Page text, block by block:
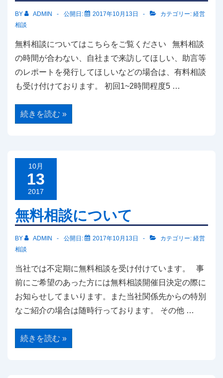
BY ADMIN 公開日: 2017年10月13日 カテゴリー: 経営
相談
無料相談についてはこちらをご覧ください 無料相談
の時間が合わない、自社まで来訪してほしい、助言等
のレポートを発行してほしいなどの場合は、有料相談
も受け付けております。 初回1~2時間程度5 …
有
料
相
い
続きを読む »
10月
13
2017
無料相談について
BY ADMIN 公開日: 2017年10月13日 カテゴリー: 経営
相談
当社では不定期に無料相談を受け付けています。 事
前にご希望のあった方には無料相談開催日決定の際に
お知らせしてまいります。また当社関係先からの特別
なご紹介の場合は随時行っております。 その他 …
無
料
相
続きを読む »